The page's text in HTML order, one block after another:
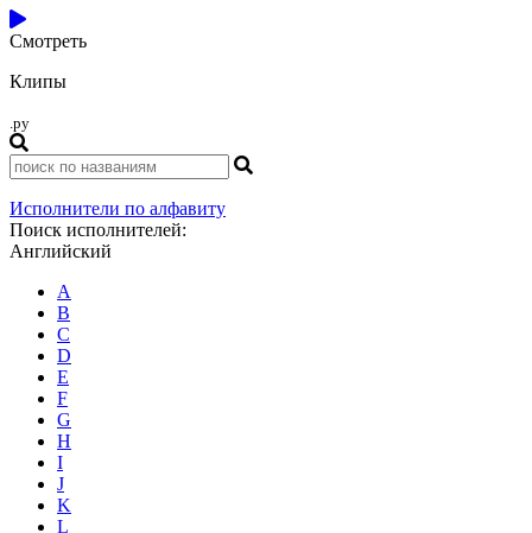
Смотреть
Клипы
.ру
Исполнители по алфавиту
Поиск исполнителей:
Английский
A
B
C
D
E
F
G
H
I
J
K
L